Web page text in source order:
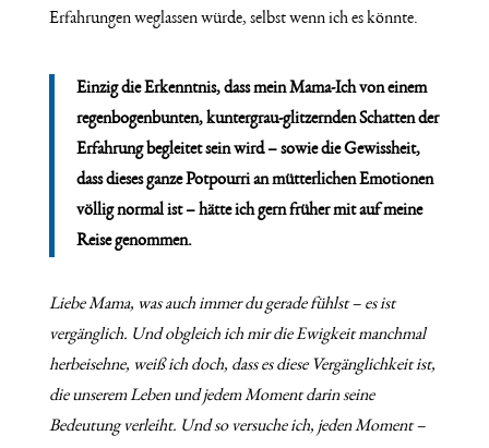
Erfahrungen weglassen würde, selbst wenn ich es könnte.
Einzig die Erkenntnis, dass mein Mama-Ich von einem
regenbogenbunten, kuntergrau-glitzernden Schatten der
Erfahrung begleitet sein wird – sowie die Gewissheit,
dass dieses ganze Potpourri an mütterlichen Emotionen
völlig normal ist – hätte ich gern früher mit auf meine
Reise genommen.
Liebe Mama, was auch immer du gerade fühlst – es ist
vergänglich. Und obgleich ich mir die Ewigkeit manchmal
herbeisehne, weiß ich doch, dass es diese Vergänglichkeit ist,
die unserem Leben und jedem Moment darin seine
Bedeutung verleiht. Und so versuche ich, jeden Moment –